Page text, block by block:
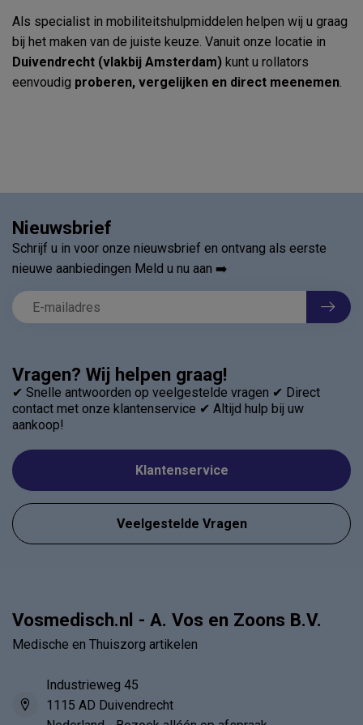
Als specialist in mobiliteitshulpmiddelen helpen wij u graag
bij het maken van de juiste keuze. Vanuit onze locatie in
Duivendrecht (vlakbij Amsterdam) kunt u rollators
eenvoudig proberen, vergelijken en direct meenemen.
Vragen? Wij helpen graag!
✔ Snelle antwoorden op veelgestelde vragen ✔ Direct
contact met onze klantenservice ✔ Altijd hulp bij uw
aankoop!
Klantenservice
Veelgestelde Vragen
Nieuwsbrief
Schrijf u in voor onze nieuwsbrief en ontvang als eerste
nieuwe aanbiedingen Meld u nu aan ➡️
Vosmedisch.nl - A. Vos en Zoons B.V.
Medische en Thuiszorg artikelen
Industrieweg 45
1115 AD Duivendrecht